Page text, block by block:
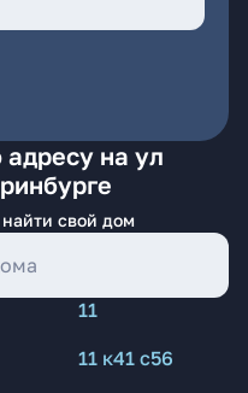
на ул
свой дом
11
11 к41 с56